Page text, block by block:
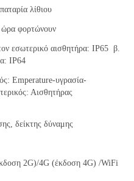
λίθιου
ώρα φορτώνουν
εσωτερικό αισθητήρα: IP65  β.
IP64
Emperature-υγρασία-
Αισθητήρας
δείκτης δύναμης
2G)/4G (έκδοση 4G) /WiFi